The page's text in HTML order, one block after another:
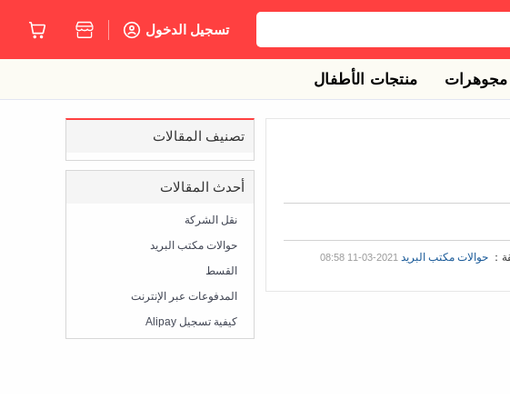
تسجيل الدخول
مجوهرات منتجات الأطفال
تصنيف المقالات
أحدث المقالات
نقل الشركة
حوالات مكتب البريد
القسط
المدفوعات عبر الإنترنت
كيفية تسجيل Alipay
： حوالات مكتب البريد 2021-03-11 08:58